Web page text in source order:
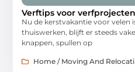
Verftips voor verfprojecten
Nu de kerstvakantie voor velen
thuiswerken, blijft er steeds
knappen, spullen op
Home / Moving And